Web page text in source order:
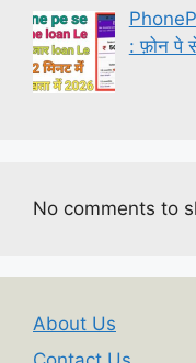
: फ़ोन पे
No comments to
About Us